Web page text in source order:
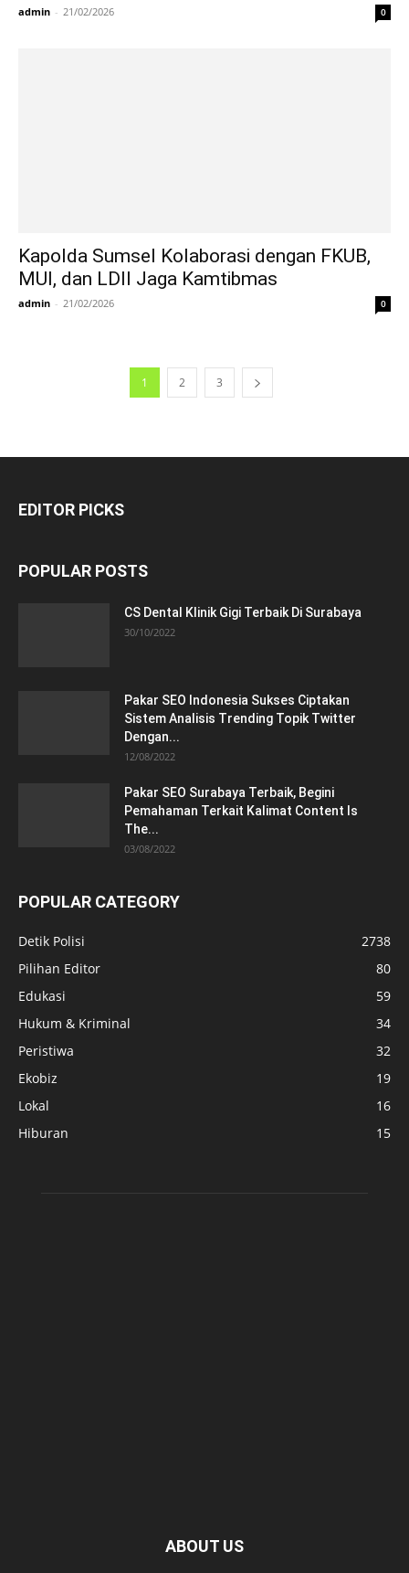
admin - 21/02/2026 0
Kapolda Sumsel Kolaborasi dengan FKUB,
MUI, dan LDII Jaga Kamtibmas
admin - 21/02/2026 0
1 2 3
EDITOR PICKS
POPULAR POSTS
CS Dental Klinik Gigi Terbaik Di Surabaya
30/10/2022
Pakar SEO Indonesia Sukses Ciptakan
Sistem Analisis Trending Topik Twitter
Dengan...
12/08/2022
Pakar SEO Surabaya Terbaik, Begini
Pemahaman Terkait Kalimat Content Is
The...
03/08/2022
POPULAR CATEGORY
Detik Polisi
2738
Pilihan Editor
80
Edukasi
59
Hukum & Kriminal
34
Peristiwa
32
Ekobiz
19
Lokal
16
Hiburan
15
ABOUT US